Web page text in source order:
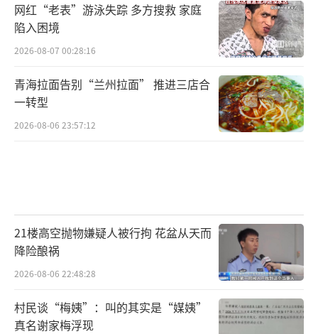
网红“老表”游泳失踪 多方搜救 家庭
陷入困境
2026-08-07 00:28:16
青海拉面告别“兰州拉面” 推进三店合
一转型
2026-08-06 23:57:12
21楼高空抛物嫌疑人被行拘 花盆从天而
降险酿祸
2026-08-06 22:48:28
村民谈“梅姨”：叫的其实是“媒姨”
真名谢家梅浮现